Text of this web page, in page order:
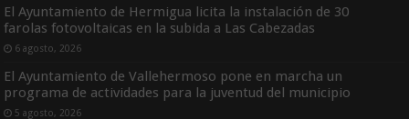
El Ayuntamiento de Hermigua licita la instalación de 30
farolas fotovoltaicas en la subida a Las Cabezadas
6 agosto, 2026
El Ayuntamiento de Vallehermoso pone en marcha un
programa de actividades para la juventud del municipio
5 agosto, 2026